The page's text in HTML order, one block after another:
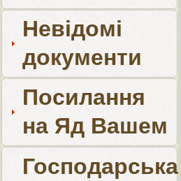
Невідомі
документи
Посилання
на Яд Вашем
Господарська